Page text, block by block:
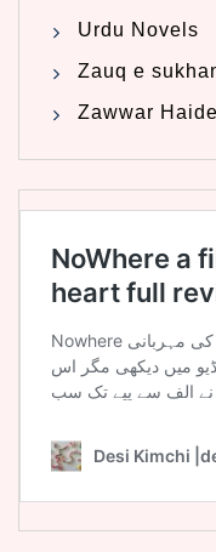
Urdu Novels
Zauq e
Zawwar